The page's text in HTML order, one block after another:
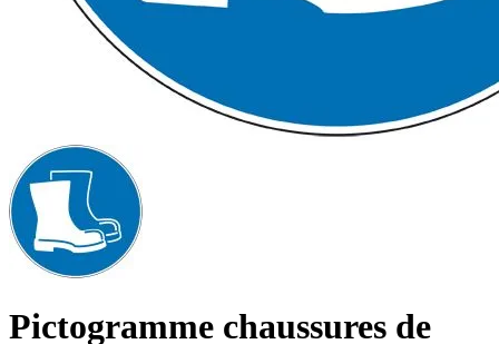
Pictogramme chaussures de